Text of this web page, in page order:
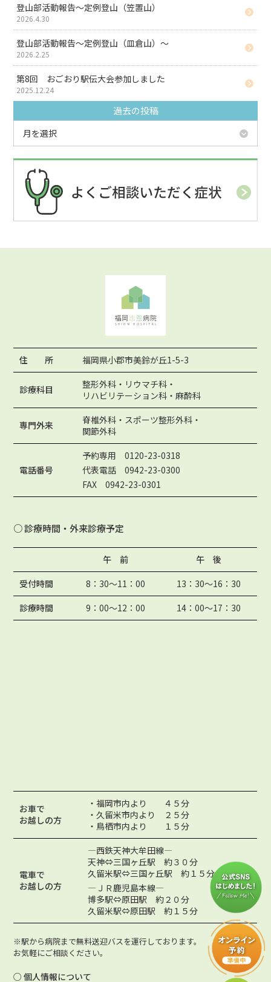
登山部活動報告～定例登山（笠置山）
2026.4.30
登山部活動報告～定例登山（皿倉山）～
2026.2.25
第8回 おごおり駅伝大会参加しました
2025.12.24
過去の投稿
月を選択
住 所 福岡県小郡市美鈴が丘1-5-3
診療科目
整形外科・リウマチ科・
リハビリテーション科・麻酔科
専門外来
脊椎外科・スポーツ整形外科・
関節外科
電話番号
予約専用 0120-23-0318
代表電話 0942-23-0300
FAX 0942-23-0301
○ 診療時間・外来診療予定
午 前
午 後
受付時間
8：30〜11：00
13：30〜16：30
診療時間
9：00〜12：00 14：00〜17：30
お車で
お越しの方
・福岡市内より ４５分
・久留米市内より ２５分
・鳥栖市内より １５分
電車で
お越しの方
―西鉄天神大牟田線―
天神⇔三国ヶ丘駅 約３０分
久留米駅⇔三国ヶ丘駅 約１５分
―ＪＲ鹿児島本線―
博多駅⇔原田駅 約２０分
久留米駅⇔原田駅 約１５分
※駅から病院まで無料送迎バスを運行しております。
お気軽にご相談ください。
○ 個人情報について